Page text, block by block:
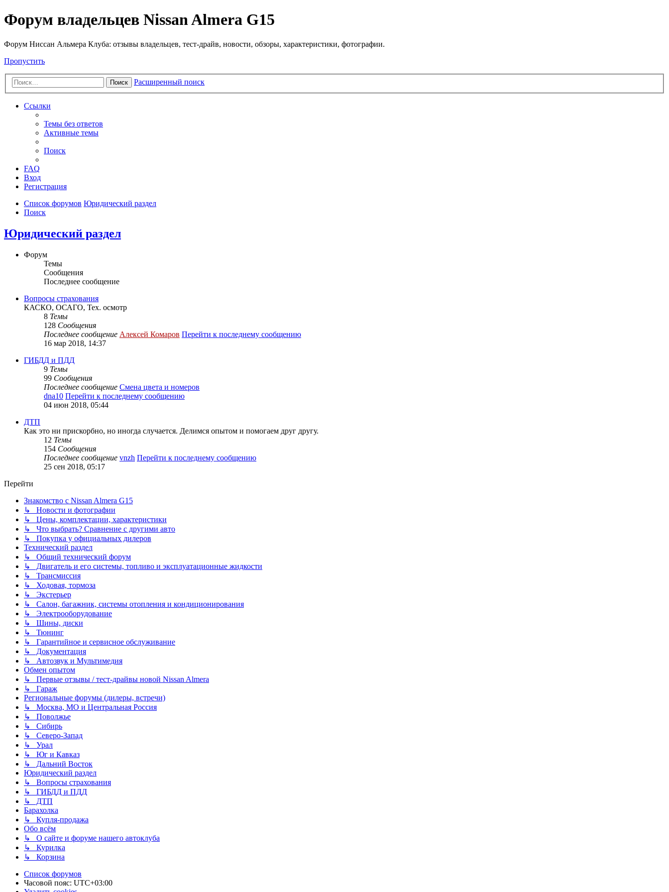
Форум владельцев Nissan Almera G15
Форум Ниссан Альмера Клуба: отзывы владельцев, тест-драйв, новости, обзоры, характеристики, фотографии.
Пропустить
Поиск Расширенный поиск
Ссылки
Темы без ответов
Активные темы
Поиск
FAQ
Вход
Регистрация
Список форумов Юридический раздел
Поиск
Юридический раздел
Форум
Темы
Сообщения
Последнее сообщение
Вопросы страхования
КАСКО, ОСАГО, Тех. осмотр
8 Темы
128 Сообщения
Последнее сообщение Алексей Комаров Перейти к последнему сообщению
16 мар 2018, 14:37
ГИБДД и ПДД
9 Темы
99 Сообщения
Последнее сообщение Смена цвета и номеров
dna10 Перейти к последнему сообщению
04 июн 2018, 05:44
ДТП
Как это ни прискорбно, но иногда случается. Делимся опытом и помогаем друг другу.
12 Темы
154 Сообщения
Последнее сообщение vnzh Перейти к последнему сообщению
25 сен 2018, 05:17
Перейти
Знакомство с Nissan Almera G15
↳ Новости и фотографии
↳ Цены, комплектации, характеристики
↳ Что выбрать? Сравнение с другими авто
↳ Покупка у официальных дилеров
Технический раздел
↳ Общий технический форум
↳ Двигатель и его системы, топливо и эксплуатационные жидкости
↳ Трансмиссия
↳ Ходовая, тормоза
↳ Экстерьер
↳ Салон, багажник, системы отопления и кондиционирования
↳ Электрооборудование
↳ Шины, диски
↳ Тюнинг
↳ Гарантийное и сервисное обслуживание
↳ Документация
↳ Автозвук и Мультимедия
Обмен опытом
↳ Первые отзывы / тест-драйвы новой Nissan Almera
↳ Гараж
Региональные форумы (дилеры, встречи)
↳ Москва, МО и Центральная Россия
↳ Поволжье
↳ Сибирь
↳ Северо-Запад
↳ Урал
↳ Юг и Кавказ
↳ Дальний Восток
Юридический раздел
↳ Вопросы страхования
↳ ГИБДД и ПДД
↳ ДТП
Барахолка
↳ Купля-продажа
Обо всём
↳ О сайте и форуме нашего автоклуба
↳ Курилка
↳ Корзина
Список форумов
Часовой пояс: UTC+03:00